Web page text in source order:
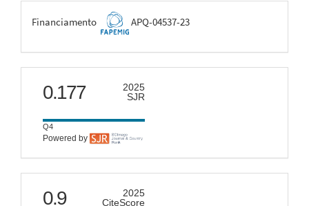
FAPEMIG
Financiamento APQ-04537-23
scimago
0.177
2025
SJR
Q4
Powered by
citescore
0.9
2025
CiteScore